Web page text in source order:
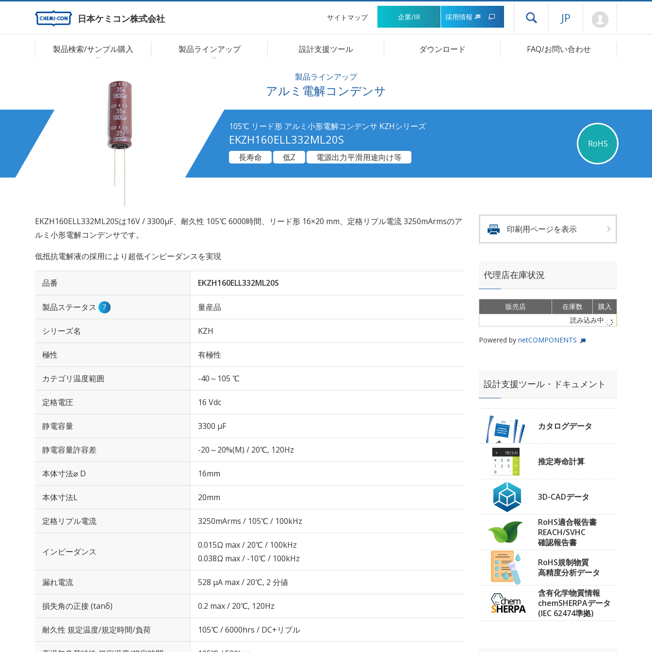
日本ケミコン株式会社 サイトマップ 企業/IR 採用情報 ドロワーメニューを開く
JP
製品検索/サンプル購入 製品ラインアップ 設計支援ツール ダウンロード FAQ/お問い合わせ
製品ラインアップ
アルミ電解コンデンサ
105℃ リード形 アルミ小形電解コンデンサ KZHシリーズ
EKZH160ELL332ML20S
RoHS
長寿命
低Z 電源出力平滑用途向け等
EKZH160ELL332ML20Sは16V / 3300µF、耐久性 105℃ 6000時間、リード形 16×20 mm、定格リプル電流 3250mArmsのア
ルミ小形電解コンデンサです。
低抵抗電解液の採用により超低インピーダンスを実現
品番 EKZH160ELL332ML20S
製品ステータス ? 量産品
シリーズ名 KZH
極性 有極性
カテゴリ温度範囲 -40～105 ℃
定格電圧 16 Vdc
静電容量 3300 µF
静電容量許容差 -20～20%(M) / 20℃, 120Hz
本体寸法⌀ D 16mm
本体寸法L 20mm
定格リプル電流 3250mArms / 105℃ / 100kHz
インピーダンス
0.015Ω max / 20℃ / 100kHz
0.038Ω max / -10℃ / 100kHz
漏れ電流 528 μA max / 20℃, 2 分値
損失角の正接 (tanδ) 0.2 max / 20℃, 120Hz
耐久性 規定温度/規定時間/負荷 105℃ / 6000hrs / DC+リプル
印刷用ページを表示
代理店在庫状況
販売店 在庫数
購入
読み込み中
Powered by netCOMPONENTS
設計支援ツール・ドキュメント
カタログデータ
推定寿命計算
3D-CADデータ
RoHS適合報告書
REACH/SVHC
確認報告書
RoHS規制物質
高精度分析データ
含有化学物質情報
chemSHERPAデータ
(IEC 62474準拠)